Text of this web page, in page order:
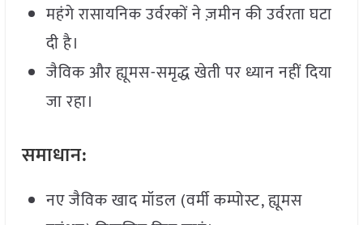
महंगे रासायनिक उर्वरकों ने ज़मीन की उर्वरता घटा
दी है।
जैविक और ह्यूमस-समृद्ध खेती पर ध्यान नहीं दिया
जा रहा।
समाधान:
नए जैविक खाद मॉडल (वर्मी कम्पोस्ट, ह्यूमस